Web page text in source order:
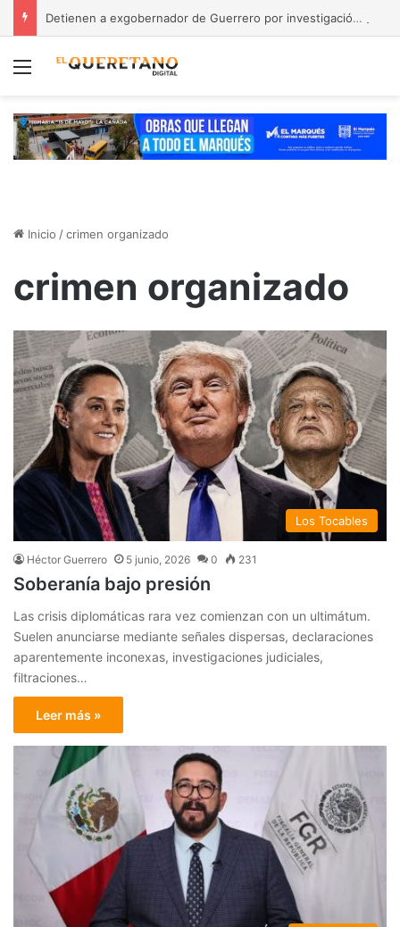
Detienen a exgobernador de Guerrero por investigación del caso Ayotzinapa
Menú
Inicio /crimen organizado
crimen organizado
Los Tocables
Héctor Guerrero 5 junio, 2026 0 231
Soberanía bajo presión
Las crisis diplomáticas rara vez comienzan con un ultimátum.
Suelen anunciarse mediante señales dispersas, declaraciones
aparentemente inconexas, investigaciones judiciales,
filtraciones…
Leer más »